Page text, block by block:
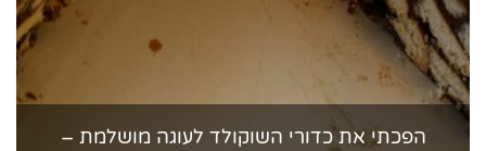
הפכתי את כדורי השוקולד לעוגה מושלמת –